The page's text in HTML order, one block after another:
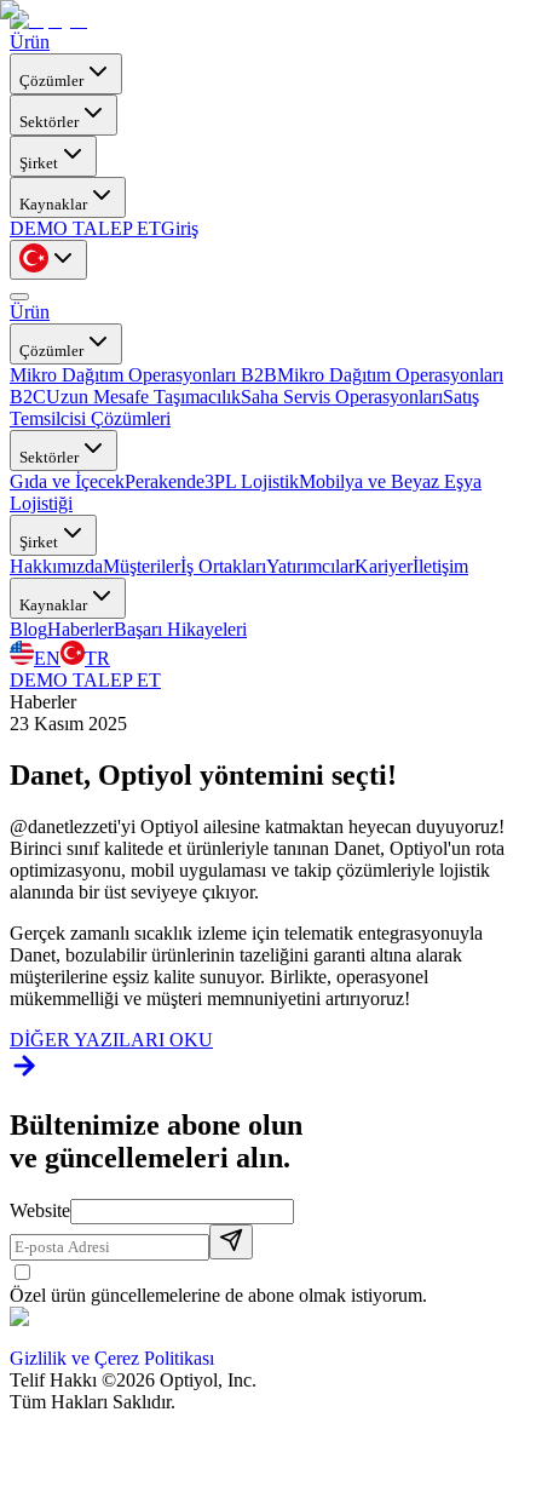
Ürün
Çözümler
Sektörler
Şirket
Kaynaklar
DEMO TALEP ETGiriş
Ürün
Çözümler
Mikro Dağıtım Operasyonları B2BMikro Dağıtım Operasyonları
B2CUzun Mesafe TaşımacılıkSaha Servis OperasyonlarıSatış
Temsilcisi Çözümleri
Sektörler
Gıda ve İçecekPerakende3PL LojistikMobilya ve Beyaz Eşya
Lojistiği
Şirket
HakkımızdaMüşterilerİş OrtaklarıYatırımcılarKariyerİletişim
Kaynaklar
BlogHaberlerBaşarı Hikayeleri
EN
TR
DEMO TALEP ET
Haberler
23 Kasım 2025
Danet, Optiyol yöntemini seçti!
@danetlezzeti'yi Optiyol ailesine katmaktan heyecan duyuyoruz!
Birinci sınıf kalitede et ürünleriyle tanınan Danet, Optiyol'un rota
optimizasyonu, mobil uygulaması ve takip çözümleriyle lojistik
alanında bir üst seviyeye çıkıyor.
Gerçek zamanlı sıcaklık izleme için telematik entegrasyonuyla
Danet, bozulabilir ürünlerinin tazeliğini garanti altına alarak
müşterilerine eşsiz kalite sunuyor. Birlikte, operasyonel
mükemmelliği ve müşteri memnuniyetini artırıyoruz!
DİĞER YAZILARI OKU
Bültenimize abone olun
ve güncellemeleri alın.
Website
Özel ürün güncellemelerine de abone olmak istiyorum.
Gizlilik ve Çerez Politikası
Telif Hakkı ©2026 Optiyol, Inc.
Tüm Hakları Saklıdır.